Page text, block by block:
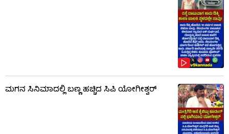
ಮಗನ ಸಿನಿಮಾದಲ್ಲಿ ಬಣ್ಣ ಹಚ್ಚಿದ ಸಿಪಿ ಯೋಗೀಶ್ವರ್​​